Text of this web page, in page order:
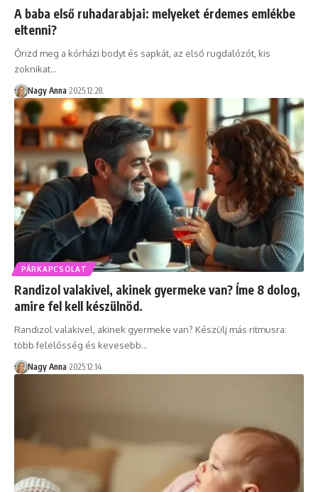
A baba első ruhadarabjai: melyeket érdemes emlékbe
eltenni?
Őrizd meg a kórházi bodyt és sapkát, az első rugdalózót, kis
zoknikat…
Nagy Anna 2025.12.28.
PÁRKAPCSOLAT
Randizol valakivel, akinek gyermeke van? Íme 8 dolog,
amire fel kell készülnöd.
Randizol valakivel, akinek gyermeke van? Készülj más ritmusra:
több felelősség és kevesebb…
Nagy Anna 2025.12.14.